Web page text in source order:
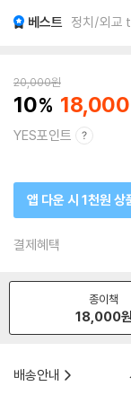
베스트 정치/외교
20,000원
10 18,000
YES포인트
앱 다운 시 1천원 상
결제혜택
종이책
18,000원
배송안내